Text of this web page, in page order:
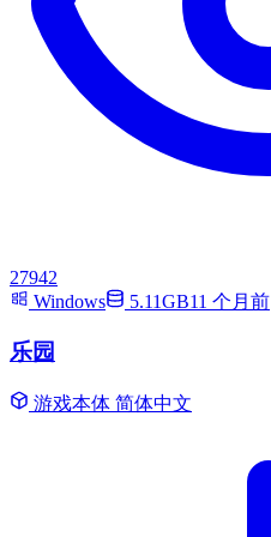
27942
Windows
5.11GB11 个月前
乐园
游戏本体 简体中文